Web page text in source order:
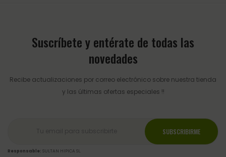
Suscríbete y entérate de todas las
novedades
Recibe actualizaciones por correo electrónico sobre nuestra tienda
y las últimas ofertas especiales !!
Responsable: SULTAN HIPICA SL.